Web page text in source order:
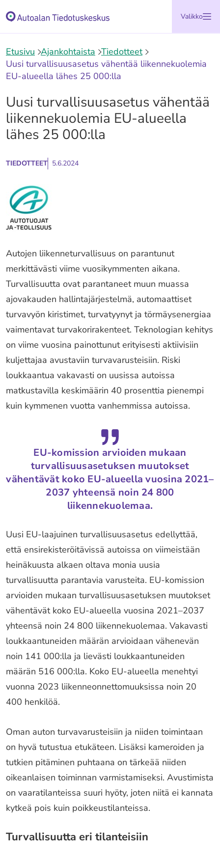
sisältöön
Etusivu Valikko
Etusivu Ajankohtaista Tiedotteet
Uusi turvallisuusasetus vähentää liikennekuolemia
EU-alueella lähes 25 000:lla
Uusi turvallisuusasetus vähentää
liikennekuolemia EU-alueella
lähes 25 000:lla
TIEDOTTEET 5.6.2024
Autojen liikenneturvallisuus on parantunut
merkittävästi viime vuosikymmenten aikana.
Turvallisuutta ovat parantaneet muun muassa
ajovakauden hallintajärjestelmä, automaattiset
turvavyön kiristimet, turvatyynyt ja törmäysenergiaa
vaimentavat turvakorirakenteet. Teknologian kehitys
on viime vuosina painottunut erityisesti aktiivisiin
kuljettajaa avustaviin turvavarusteisiin. Riski
loukkaantua vakavasti on uusissa autoissa
matkustavilla keskimäärin 40 prosenttia pienempi
kuin kymmenen vuotta vanhemmissa autoissa.
EU-komission arvioiden mukaan
turvallisuusasetuksen muutokset
vähentävät koko EU-alueella vuosina 2021–
2037 yhteensä noin 24 800
liikennekuolemaa.
Uusi EU-laajuinen turvallisuusasetus edellyttää,
että ensirekisteröitävissä autoissa on viimeistään
heinäkuusta alkaen oltava monia uusia
turvallisuutta parantavia varusteita. EU-komission
arvioiden mukaan turvallisuusasetuksen muutokset
vähentävät koko EU-alueella vuosina 2021–2037
yhteensä noin 24 800 liikennekuolemaa. Vakavasti
loukkaantuneiden määrän arvioidaan vähenevän
noin 141 000:lla ja lievästi loukkaantuneiden
määrän 516 000:lla. Koko EU-alueella menehtyi
vuonna 2023 liikenneonnettomuuksissa noin 20
400 henkilöä.
Oman auton turvavarusteisiin ja niiden toimintaan
on hyvä tutustua etukäteen. Lisäksi kameroiden ja
tutkien pitäminen puhtaana on tärkeää niiden
oikeanlaisen toiminnan varmistamiseksi. Avustimista
on vaaratilanteissa suuri hyöty, joten niitä ei kannata
kytkeä pois kuin poikkeustilanteissa.
Turvallisuutta eri tilanteisiin